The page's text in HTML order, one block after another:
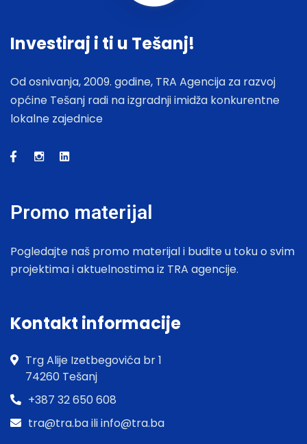
Investiraj i ti u Tešanj!
Od osnivanja, 2009. godine, TRA Agencija za razvoj
općine Tešanj radi na izgradnji imidža konkurentne
lokalne zajednice
Promo materijal
Pogledajte naš promo materijal i budite u toku o svim
projektima i aktuelnostima iz TRA agencije.
Kontakt informacije
Trg Alije Izetbegovića br 1
74260 Tešanj
+387 32 650 608
tra@tra.ba ili info@tra.ba